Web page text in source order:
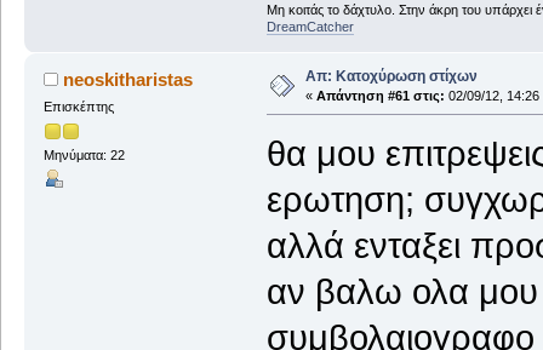
Μη κοιτάς το δάχτυλο. Στην άκρη του υπάρχει
DreamCatcher
neoskitharistas
Επισκέπτης
Μηνύματα: 22
Απ: Κατοχύρωση στίχων
« Απάντηση #61 στις: 02/09/12, 14:26
θα μου
ερωτηση;
αλλά ενταξει
αν βαλω ολα μου
συμβολαιογραφο